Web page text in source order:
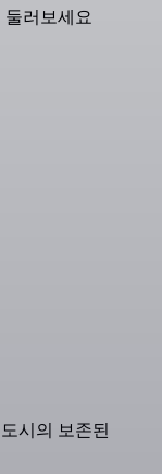
러보세요
시의 보존된